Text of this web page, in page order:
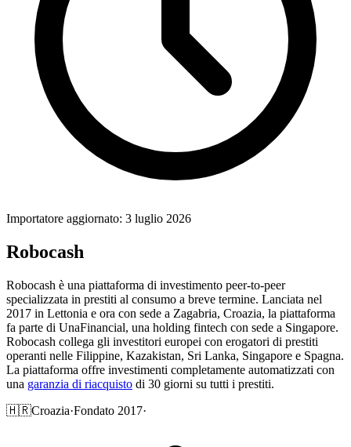
Importatore aggiornato: 3 luglio 2026
Robocash
Robocash è una piattaforma di investimento peer-to-peer
specializzata in prestiti al consumo a breve termine. Lanciata nel
2017 in Lettonia e ora con sede a Zagabria, Croazia, la piattaforma
fa parte di UnaFinancial, una holding fintech con sede a Singapore.
Robocash collega gli investitori europei con erogatori di prestiti
operanti nelle Filippine, Kazakistan, Sri Lanka, Singapore e Spagna.
La piattaforma offre investimenti completamente automatizzati con
una garanzia di riacquisto di 30 giorni su tutti i prestiti.
🇭🇷Croazia·Fondato 2017·